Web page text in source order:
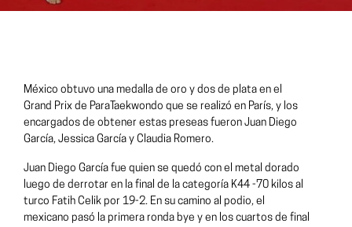
México obtuvo una medalla de oro y dos de plata en el
Grand Prix de ParaTaekwondo que se realizó en París, y los
encargados de obtener estas preseas fueron Juan Diego
García, Jessica García y Claudia Romero.
Juan Diego García fue quien se quedó con el metal dorado
luego de derrotar en la final de la categoría K44 -70 kilos al
turco Fatih Celik por 19-2. En su camino al podio, el
mexicano pasó la primera ronda bye y en los cuartos de final